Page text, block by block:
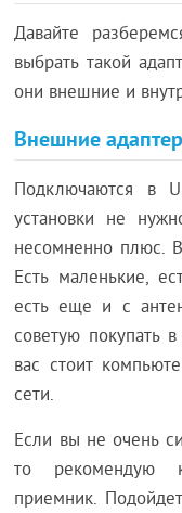
Давайте
выбрать такой
они внешние и
Внешние
Подключаются в
установки не
несомненно плюс.
Есть маленькие,
есть еще и с
советую покупать
вас стоит
сети.
Если вы не очень
то рекомендую
приемник.